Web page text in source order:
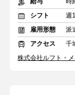
シフト
週
雇用形態
派
アクセス
千
株式会社ルフト・